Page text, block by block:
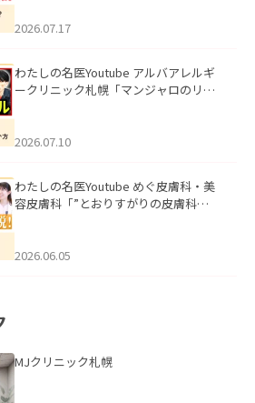
した。
2026.07.17
わたしの名医Youtube アルバアレルギ
ークリニック札幌「マンジャロのリア
た。
2026.07.10
わたしの名医Youtube めぐ皮膚科・美
容皮膚科「”とおりすがりの皮膚科
2026.06.05
MJクリニック札幌